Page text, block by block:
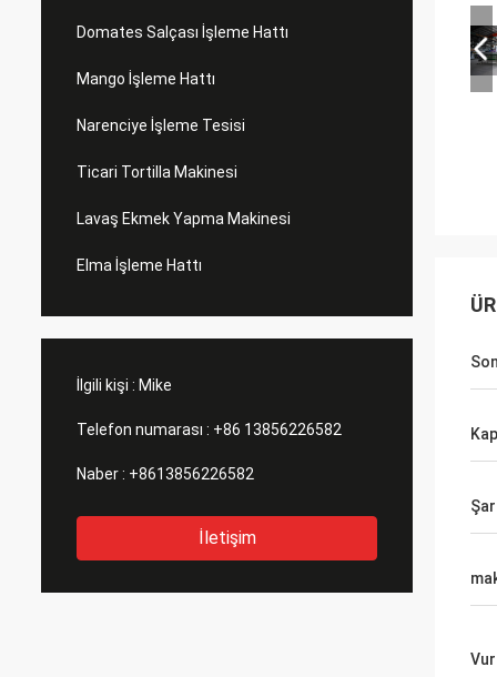
Domates Salçası İşleme Hattı
Mango İşleme Hattı
Narenciye İşleme Tesisi
Ticari Tortilla Makinesi
Lavaş Ekmek Yapma Makinesi
Elma İşleme Hattı
İlgili kişi : Mike
Telefon numarası : +86 13856226582
Naber : +8613856226582
İletişim